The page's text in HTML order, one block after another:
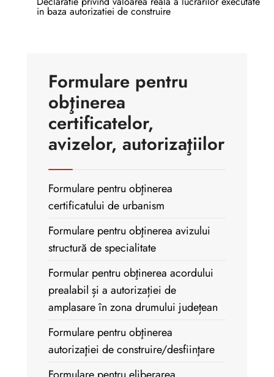
in baza autorizatiei de construire
Formulare pentru
obţinerea
certificatelor,
avizelor, autorizaţiilor
Formulare pentru obţinerea
certificatului de urbanism
Formulare pentru obţinerea avizului
structură de specialitate
Formular pentru obţinerea acordului
prealabil și a autorizației de
amplasare în zona drumului județean
Formulare pentru obţinerea
autorizaţiei de construire/desfiinţare